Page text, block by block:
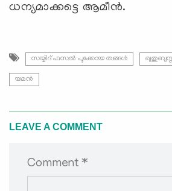
ധന്യമാക്കട്ടെ ആമീൻ.
സയ്യിദ് ഫസൽ പൂക്കോയ തങ്ങൾ
യമൻ
LEAVE A COMMENT
Comment *